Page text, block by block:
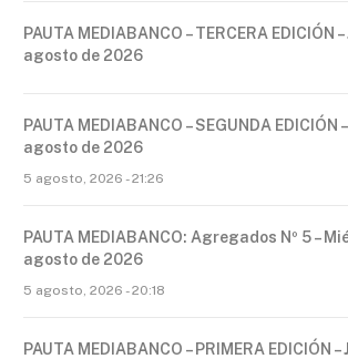
PAUTA MEDIABANCO – TERCERA EDICIÓN
agosto de 2026
PAUTA MEDIABANCO – SEGUNDA EDICIÓN
agosto de 2026
5 agosto, 2026 - 21:26
PAUTA MEDIABANCO: Agregados Nº 5 –
agosto de 2026
5 agosto, 2026 - 20:18
PAUTA MEDIABANCO – PRIMERA EDICIÓN